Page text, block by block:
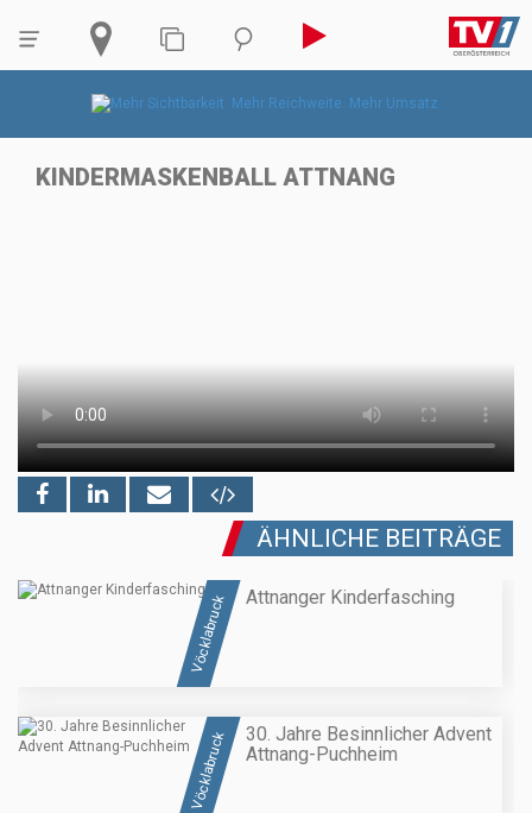
KINDERMASKENBALL ATTNANG
ÄHNLICHE BEITRÄGE
Vöcklabruck Attnanger Kinderfasching
Vöcklabruck
30. Jahre Besinnlicher Advent
Attnang-Puchheim